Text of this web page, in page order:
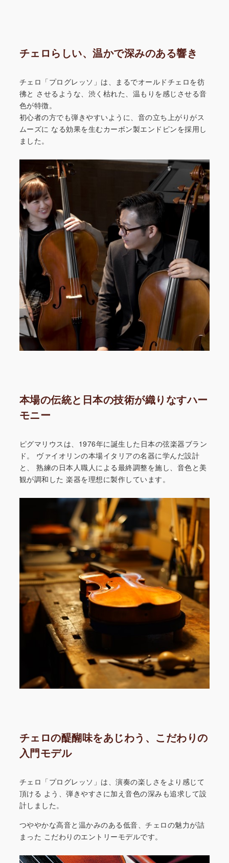
チェロらしい、温かで深みのある響き
チェロ「プログレッソ」は、まるでオールドチェロを彷
彿と させるような、渋く枯れた、温もりを感じさせる音
色が特徴。
初心者の方でも弾きやすいように、音の立ち上がりがス
ムーズに なる効果を生むカーボン製エンドピンを採用し
ました。
本場の伝統と日本の技術が織りなすハー
モニー
ピグマリウスは、1976年に誕生した日本の弦楽器ブラン
ド。
ヴァイオリンの本場イタリアの名器に学んだ設計
と、
熟練の日本人職人による最終調整を施し、音色と美
観が調和した 楽器を理想に製作しています。
チェロの醍醐味をあじわう、こだわりの
入門モデル
チェロ「プログレッソ」は、演奏の楽しさをより感じて
頂ける よう、弾きやすさに加え音色の深みも追求して設
計しました。
つややかな高音と温かみのある低音、チェロの魅力が詰
まった こだわりのエントリーモデルです。